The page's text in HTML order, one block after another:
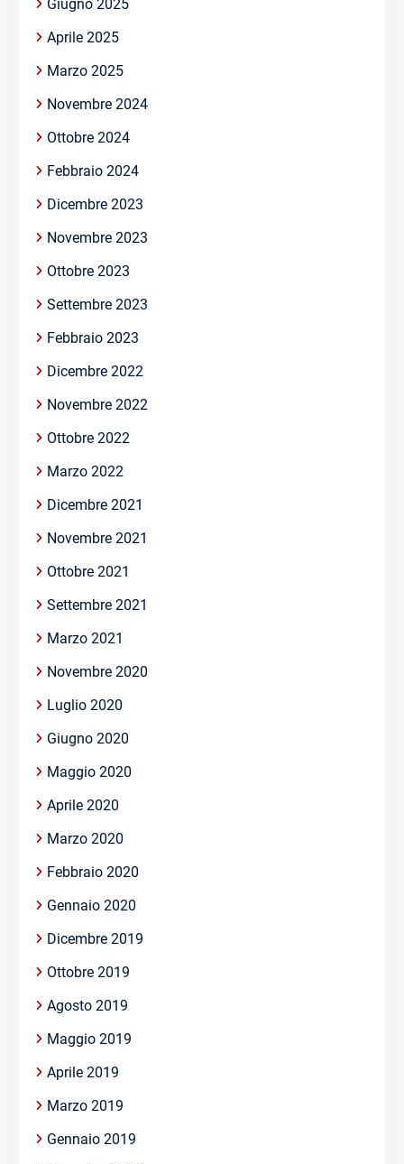
Giugno 2025
Aprile 2025
Marzo 2025
Novembre 2024
Ottobre 2024
Febbraio 2024
Dicembre 2023
Novembre 2023
Ottobre 2023
Settembre 2023
Febbraio 2023
Dicembre 2022
Novembre 2022
Ottobre 2022
Marzo 2022
Dicembre 2021
Novembre 2021
Ottobre 2021
Settembre 2021
Marzo 2021
Novembre 2020
Luglio 2020
Giugno 2020
Maggio 2020
Aprile 2020
Marzo 2020
Febbraio 2020
Gennaio 2020
Dicembre 2019
Ottobre 2019
Agosto 2019
Maggio 2019
Aprile 2019
Marzo 2019
Gennaio 2019